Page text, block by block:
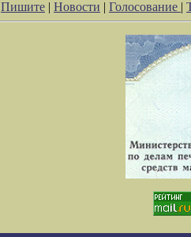
Пишите | Новости | Голосование |